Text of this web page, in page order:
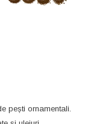
pești ornamentali.